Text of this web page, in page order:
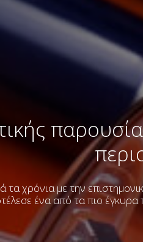
τα χρόνια με την
ένα από τα πιο